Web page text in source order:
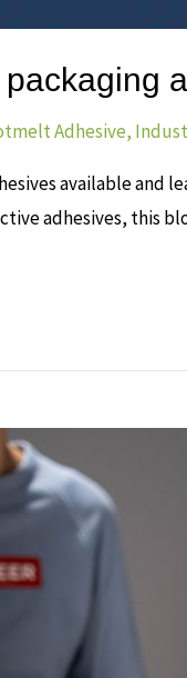
Adhesive,
available and
adhesives, this